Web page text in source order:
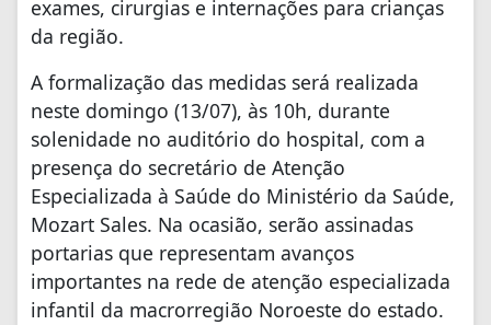
exames, cirurgias e internações para crianças
da região.
A formalização das medidas será realizada
neste domingo (13/07), às 10h, durante
solenidade no auditório do hospital, com a
presença do secretário de Atenção
Especializada à Saúde do Ministério da Saúde,
Mozart Sales. Na ocasião, serão assinadas
portarias que representam avanços
importantes na rede de atenção especializada
infantil da macrorregião Noroeste do estado.